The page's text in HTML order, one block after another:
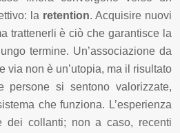
la retention. Acquisire nuovi
trattenerli è ciò che garantisce la
termine. Un’associazione da
via non è un’utopia, ma il risultato
si sentono valorizzate,
che funziona. L’esperienza
dei collanti; non a caso, recenti